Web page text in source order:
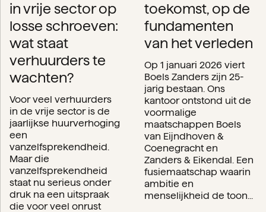
in vrije sector op
losse schroeven:
wat staat
verhuurders te
wachten?
Voor veel verhuurders
in de vrije sector is de
jaarlijkse huurverhoging
een
vanzelfsprekendheid.
Maar die
vanzelfsprekendheid
staat nu serieus onder
druk na een uitspraak
die voor veel onrust
toekomst, op de
fundamenten
van het verleden
Op 1 januari 2026 viert
Boels Zanders zijn 25-
jarig bestaan. Ons
kantoor ontstond uit de
voormalige
maatschappen Boels
van Eijndhoven &
Coenegracht en
Zanders & Eikendal. Een
fusiemaatschap waarin
ambitie en
menselijkheid de toon...